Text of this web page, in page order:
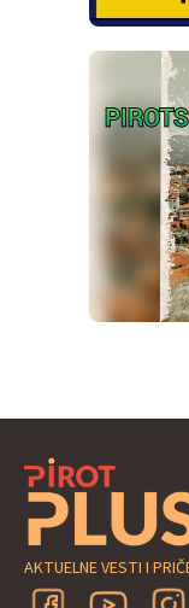
AKTUELNE VESTI I